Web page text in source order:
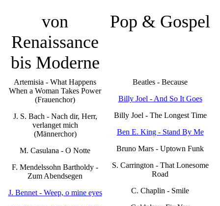
von
Renaissance
bis Moderne
Pop & Gospel
Artemisia - What Happens
When a Woman Takes Power
(Frauenchor)
J. S. Bach - Nach dir, Herr,
verlanget mich
(Männerchor)
M. Casulana - O Notte
F. Mendelssohn Bartholdy -
Zum Abendsegen
J. Bennet - Weep, o mine eyes
Beatles - Because
Billy Joel - And So It Goes
Billy Joel - The Longest Time
Ben E. King - Stand By Me
Bruno Mars - Uptown Funk
S. Carrington - That Lonesome
Road
C. Chaplin - Smile